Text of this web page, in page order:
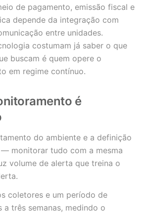
de pagamento, emissão fiscal e
depende da integração com
entre unidades.
costumam já saber o que
buscam é quem opere o
em regime contínuo.
é
do ambiente e a definição
monitorar tudo com a mesma
volume de alerta que treina o
coletores e um período de
a três semanas, medindo o